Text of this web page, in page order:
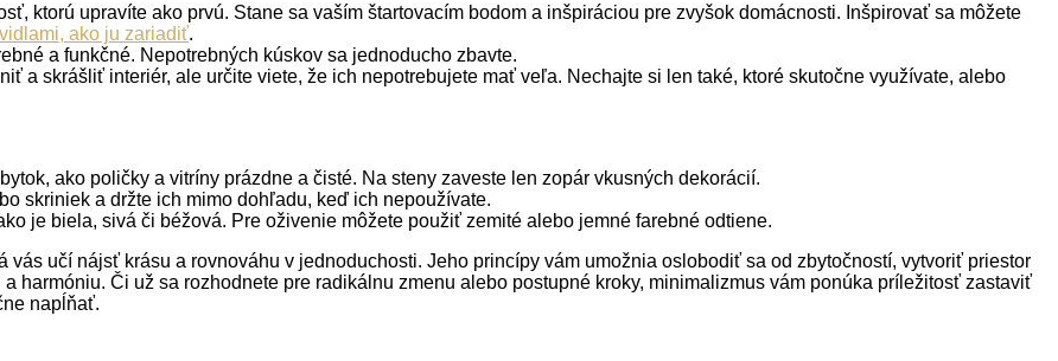
ktorú upravíte ako prvú. Stane sa vaším štartovacím bodom a inšpiráciou pre zvyšok domácnosti. Inšpirovať sa môžete
ako ju zariadiť.
a funkčné. Nepotrebných kúskov sa jednoducho zbavte.
a skrášliť interiér, ale určite viete, že ich nepotrebujete mať veľa. Nechajte si len také, ktoré skutočne využívate, alebo
ako poličky a vitríny prázdne a čisté. Na steny zaveste len zopár vkusných dekorácií.
skriniek a držte ich mimo dohľadu, keď ich nepoužívate.
je biela, sivá či béžová. Pre oživenie môžete použiť zemité alebo jemné farebné odtiene.
učí nájsť krásu a rovnováhu v jednoduchosti. Jeho princípy vám umožnia oslobodiť sa od zbytočností, vytvoriť priestor
harmóniu. Či už sa rozhodnete pre radikálnu zmenu alebo postupné kroky, minimalizmus vám ponúka príležitosť zastaviť
napĺňať.